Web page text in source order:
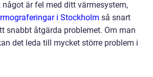
är fel med ditt värmesystem,
i Stockholm så snart
snabbt åtgärda problemet. Om man
det leda till mycket större problem i